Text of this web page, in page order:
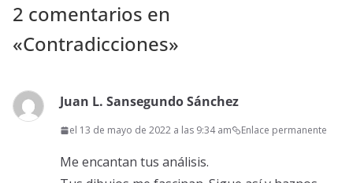
2 comentarios en
«Contradicciones»
Juan L. Sansegundo Sánchez
el 13 de mayo de 2022 a las 9:34 am Enlace permanente
Me encantan tus análisis.